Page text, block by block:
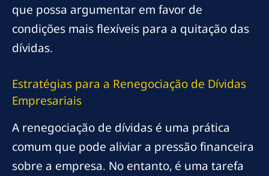
que possa argumentar em favor de
condições mais flexíveis para a quitação das
dívidas.
Estratégias para a Renegociação de Dívidas
Empresariais
A renegociação de dívidas é uma prática
comum que pode aliviar a pressão financeira
sobre a empresa. No entanto, é uma tarefa